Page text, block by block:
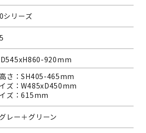
シリーズ
920mm
さ：SH405-465mm
ズ：W485xD450mm
ズ：615mm
レー＋グリーン